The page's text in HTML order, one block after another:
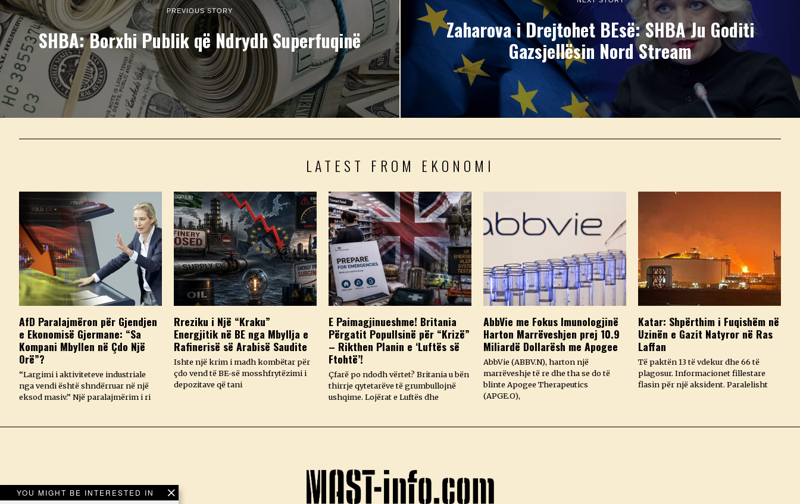
PREVIOUS STORY
SHBA: Borxhi Publik që Ndrydh Superfuqinë
Zaharova i Drejtohet BEsë: SHBA Ju Goditi
Gazsjellësin Nord Stream
LATEST FROM EKONOMI
AfD Paralajmëron për Gjendjen
e Ekonomisë Gjermane: “Sa
Kompani Mbyllen në Çdo Një
Orë”?
“Largimi i aktiviteteve industriale
nga vendi është shndërruar në një
eksod masiv.” Një paralajmërim i ri
Rreziku i Një “Kraku”
Energjitik në BE nga Mbyllja e
Rafinerisë së Arabisë Saudite
Ishte një krim i madh kombëtar për
çdo vend të BE-së mosshfrytëzimi i
depozitave që tani
E Paimagjinueshme! Britania
Përgatit Popullsinë për “Krizë”
– Rikthen Planin e ‘Luftës së
Ftohtë’!
Çfarë po ndodh vërtet? Britania u bën
thirrje qytetarëve të grumbullojnë
ushqime. Lojërat e Luftës dhe
AbbVie me Fokus Imunologjinë
Harton Marrëveshjen prej 10.9
Miliardë Dollarësh me Apogee
AbbVie (ABBV.N), harton një
marrëveshje të re dhe tha se do të
blinte Apogee Therapeutics
(APGE.O),
Katar: Shpërthim i Fuqishëm në
Uzinën e Gazit Natyror në Ras
Laffan
Të paktën 13 të vdekur dhe 66 të
plagosur. Informacionet fillestare
flasin për një aksident. Paralelisht
YOU MIGHT BE INTERESTED IN